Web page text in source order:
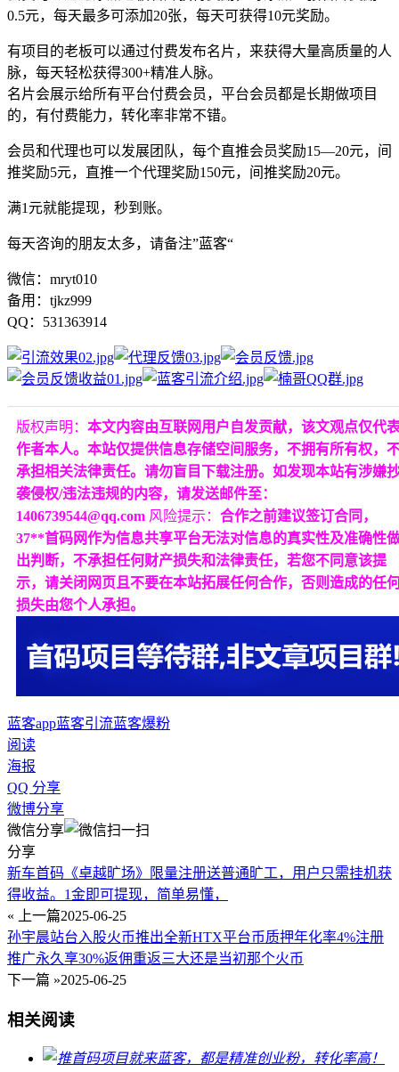
0.5元，每天最多可添加20张，每天可获得10元奖励。
有项目的老板可以通过付费发布名片，来获得大量高质量的人
脉，每天轻松获得300+精准人脉。
名片会展示给所有平台付费会员，平台会员都是长期做项目
的，有付费能力，转化率非常不错。
会员和代理也可以发展团队，每个直推会员奖励15—20元，间
推奖励5元，直推一个代理奖励150元，间推奖励20元。
满1元就能提现，秒到账。
每天咨询的朋友太多，请备注”蓝客“
微信：mryt010
备用：tjkz999
QQ：531363914
版权声明： 本文内容由互联网用户自发贡献，该文观点仅代
作者本人。本站仅提供信息存储空间服务，不拥有所有权，
承担相关法律责任。请勿盲目下载注册。如发现本站有涉嫌
袭侵权/违法违规的内容，请发送邮件至：
1406739544@qq.com 风险提示： 合作之前建议签订合同，
37**首码网作为信息共享平台无法对信息的真实性及准确性
出判断，不承担任何财产损失和法律责任，若您不同意该提
示，请关闭网页且不要在本站拓展任何合作，否则造成的任
损失由您个人承担。
蓝客app蓝客引流蓝客爆粉
阅读
海报
QQ 分享
微博分享
微信分享
分享
新车首码《卓越旷场》限量注册送普通旷工，用户只需挂机获
得收益。1金即可提现，简单易懂，
« 上一篇2025-06-25
孙宇晨站台入股火币推出全新HTX平台币质押年化率4%注册
推广永久享30%返佣重返三大还是当初那个火币
下一篇 »2025-06-25
相关阅读